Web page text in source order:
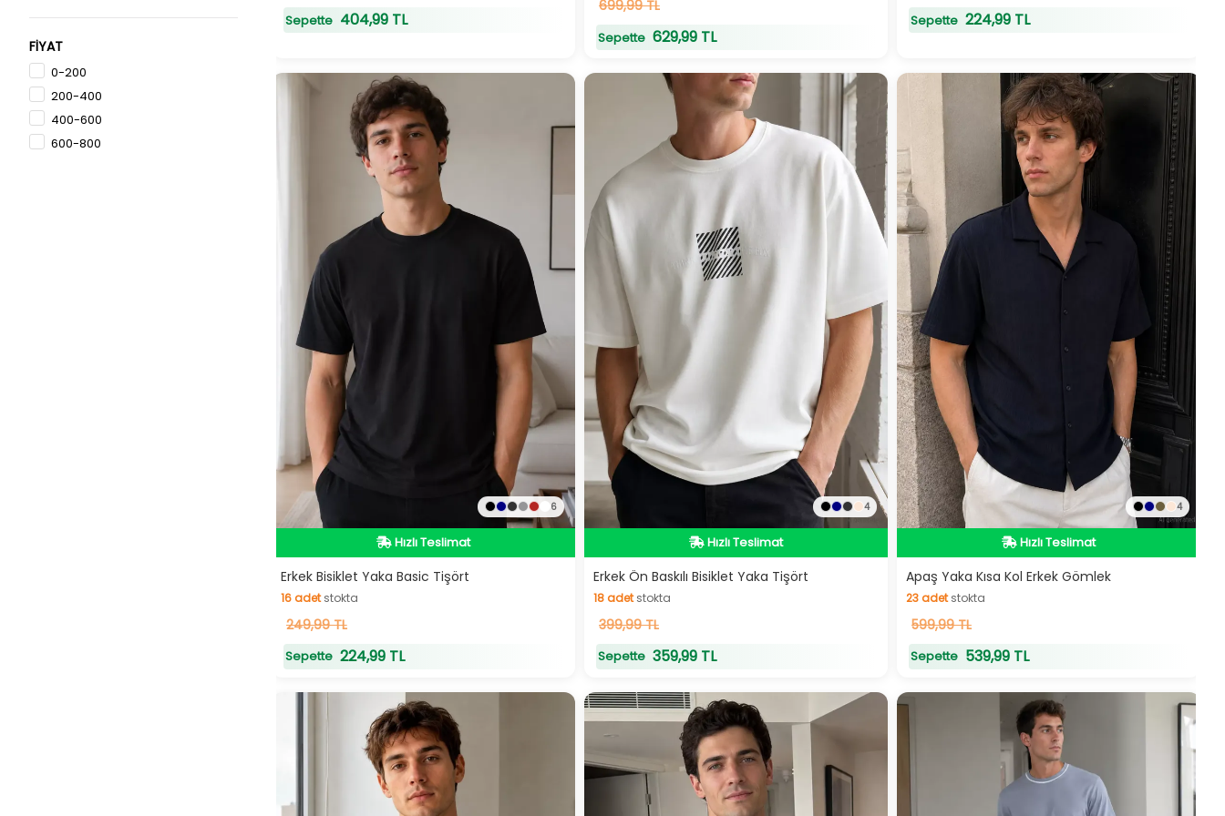
38
42
46
36
40
FİYAT
0-200
200-400
400-600
600-800
Sepette404,99 TL
19adetstokta
699,99 TL
Sepette629,99 TL
Sepette224,99 TL
6
Hızlı Teslimat
Hızlı Teslimat
Erkek Bisiklet Yaka Basic Tişört
16adetstokta
16adetstokta
249,99 TL
Sepette224,99 TL
4
Hızlı Teslimat
Hızlı Teslimat
Erkek Ön Baskılı Bisiklet Yaka Tişört
18adetstokta
18adetstokta
399,99 TL
Sepette359,99 TL
4
Hızlı Teslimat
Hızlı Teslimat
Apaş Yaka Kısa Kol Erkek Gömlek
23adetstokta
23adetstokta
599,99 TL
Sepette539,99 TL